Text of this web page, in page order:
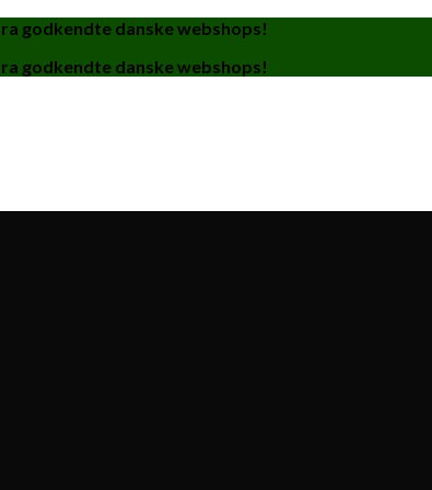
godkendte danske webshops!
godkendte danske webshops!